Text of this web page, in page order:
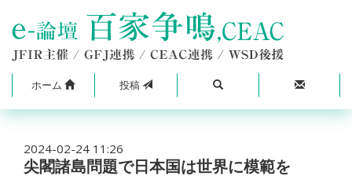
ホーム 投稿
2024-02-24 11:26
尖閣諸島問題で日本国は世界に模範を